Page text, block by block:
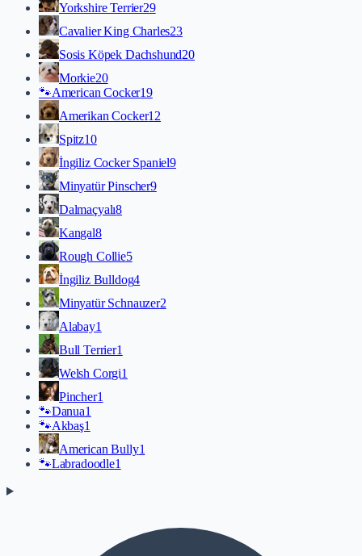
Yorkshire Terrier29
Cavalier King Charles23
Sosis Köpek Dachshund20
Morkie20
🐾American Cocker19
Amerikan Cocker12
Spitz10
İngiliz Cocker Spaniel9
Minyatür Pinscher9
Dalmaçyalı8
Kangal8
Rough Collie5
İngiliz Bulldog4
Minyatür Schnauzer2
Alabay1
Bull Terrier1
Welsh Corgi1
Pincher1
🐾Danua1
🐾Akbaş1
American Bully1
🐾Labradoodle1